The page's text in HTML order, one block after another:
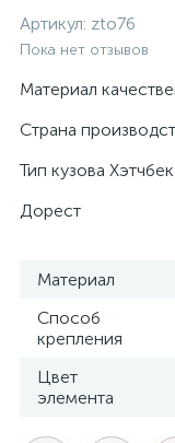
Артикул: zto76
Пока нет отзывов
Материал
Страна
Тип кузова Хэтчбек
Дорест
Материал
Способ
крепления
Цвет
элемента